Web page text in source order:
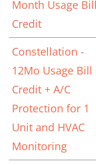
Month Usage Bill
Credit
Constellation -
12Mo Usage Bill
Credit + A/C
Protection for 1
Unit and HVAC
Monitoring